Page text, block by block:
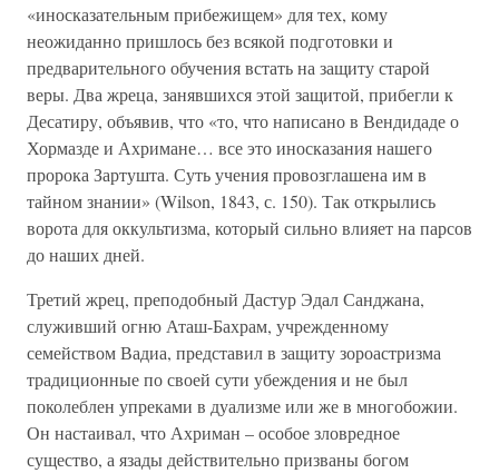
«иносказательным прибежищем» для тех, кому
неожиданно пришлось без всякой подготовки и
предварительного обучения встать на защиту старой
веры. Два жреца, занявшихся этой защитой, прибегли к
Десатиру, объявив, что «то, что написано в Вендидаде о
Хормазде и Ахримане… все это иносказания нашего
пророка Зартушта. Суть учения провозглашена им в
тайном знании» (Wilson, 1843, с. 150). Так открылись
ворота для оккультизма, который сильно влияет на парсов
до наших дней.
Третий жрец, преподобный Дастур Эдал Санджана,
служивший огню Аташ-Бахрам, учрежденному
семейством Вадиа, представил в защиту зороастризма
традиционные по своей сути убеждения и не был
поколеблен упреками в дуализме или же в многобожии.
Он настаивал, что Ахриман – особое зловредное
существо, а язады действительно призваны богом